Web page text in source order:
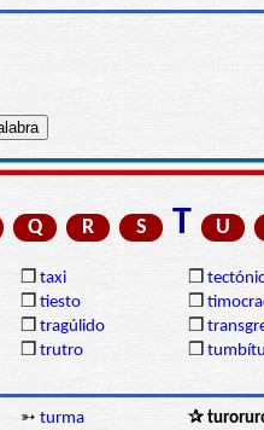
Q R S T U
❒ taxi ❒
❒ tiesto ❒
❒ tragúlido ❒
❒ trutro ❒
➳ turma ✰